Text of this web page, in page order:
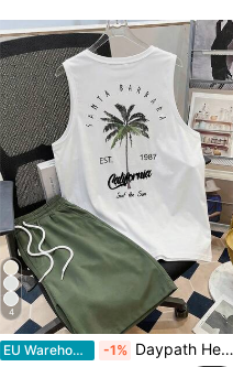
4
EU Warehouse -1% Daypath Herren Lässig Urlaubs Kokospalmen Muster Trägershirt und gewebte Shorts Set, Herren 2-teiliges Outfit, geeignet für Sommer, Ausflüge, Schwimmen, Surfen